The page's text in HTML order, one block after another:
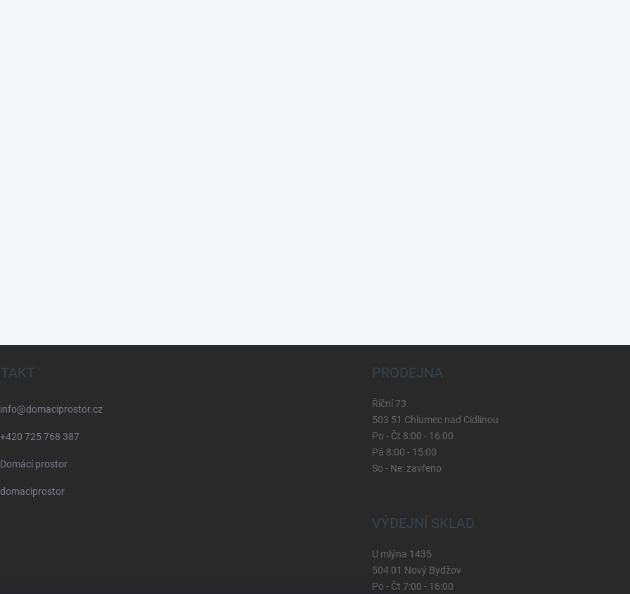
info@domaciprostor.cz
+420 725 768 387
Domácí prostor
domaciprostor
PRODEJNA
Říční 73
503 51 Chlumec nad Cidlinou
Po - Čt 8:00 - 16:00
Pá 8:00 - 15:00
So - Ne: zavřeno
VÝDEJNÍ SKLAD
U mlýna 1435
504 01 Nový Bydžov
Po - Čt 7:00 - 16:00